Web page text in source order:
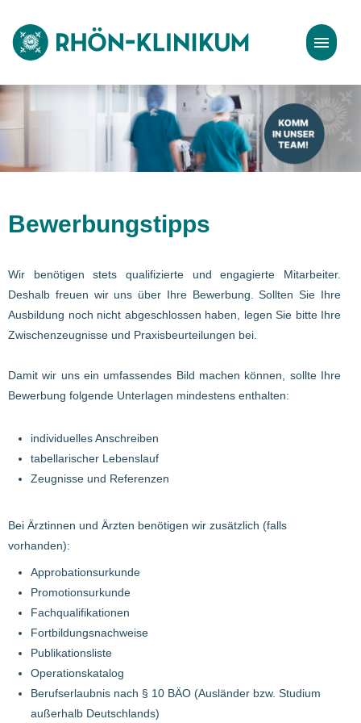
Stellenangebote
Bewerbungstipps
Bewerbungstipps
Wir benötigen stets qualifizierte und engagierte Mitarbeiter.
Deshalb freuen wir uns über Ihre Bewerbung. Sollten Sie Ihre
Ausbildung noch nicht abgeschlossen haben, legen Sie bitte Ihre
Zwischenzeugnisse und Praxisbeurteilungen bei.
Damit wir uns ein umfassendes Bild machen können, sollte Ihre
Bewerbung folgende Unterlagen mindestens enthalten:
individuelles Anschreiben
tabellarischer Lebenslauf
Zeugnisse und Referenzen
Bei Ärztinnen und Ärzten benötigen wir zusätzlich (falls
vorhanden):
Approbationsurkunde
Promotionsurkunde
Fachqualifikationen
Fortbildungsnachweise
Publikationsliste
Operationskatalog
Berufserlaubnis nach § 10 BÄO (Ausländer bzw. Studium
außerhalb Deutschlands)